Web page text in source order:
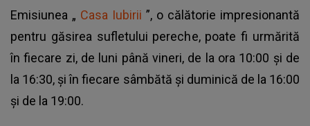
Emisiunea „ Casa Iubirii ”, o călătorie impresionantă
pentru găsirea sufletului pereche, poate fi urmărită
în fiecare zi, de luni până vineri, de la ora 10:00 și de
la 16:30, și în fiecare sâmbătă și duminică de la 16:00
și de la 19:00.